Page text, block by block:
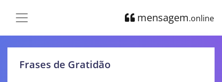
mensagem.online
Frases de Gratidão